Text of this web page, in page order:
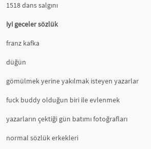
1518 dans salgını
iyi geceler sözlük
franz kafka
düğün
gömülmek yerine yakılmak isteyen yazarlar
fuck buddy olduğun biri ile evlenmek
yazarların çektiği gün batımı fotoğrafları
normal sözlük erkekleri